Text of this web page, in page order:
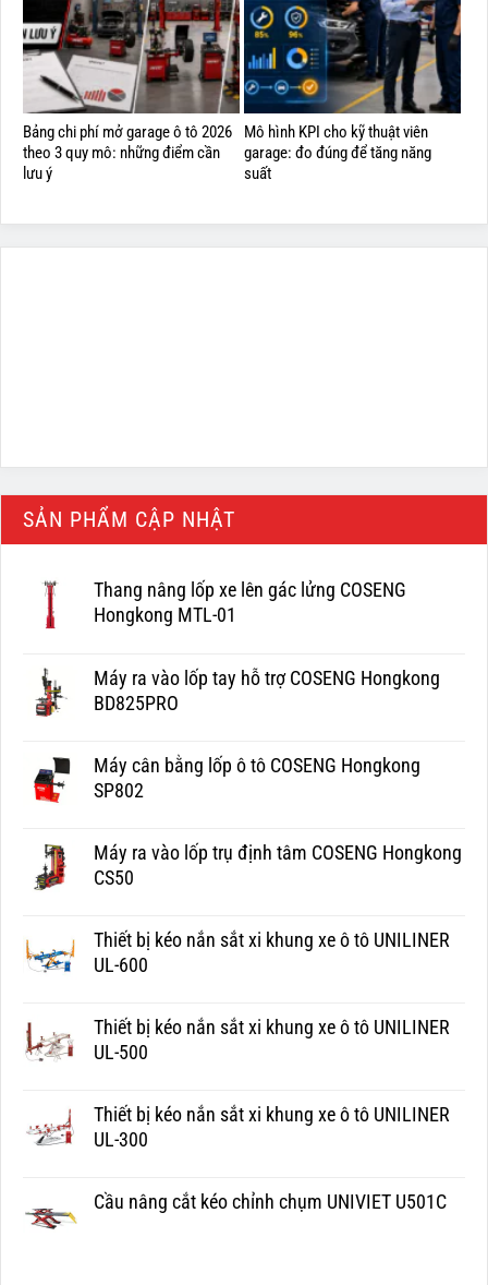
Bảng chi phí mở garage ô tô 2026
theo 3 quy mô: những điểm cần
lưu ý
Mô hình KPI cho kỹ thuật viên
garage: đo đúng để tăng năng
suất
SẢN PHẨM CẬP NHẬT
Thang nâng lốp xe lên gác lửng COSENG
Hongkong MTL-01
Máy ra vào lốp tay hỗ trợ COSENG Hongkong
BD825PRO
Máy cân bằng lốp ô tô COSENG Hongkong
SP802
Máy ra vào lốp trụ định tâm COSENG Hongkong
CS50
Thiết bị kéo nắn sắt xi khung xe ô tô UNILINER
UL-600
Thiết bị kéo nắn sắt xi khung xe ô tô UNILINER
UL-500
Thiết bị kéo nắn sắt xi khung xe ô tô UNILINER
UL-300
Cầu nâng cắt kéo chỉnh chụm UNIVIET U501C